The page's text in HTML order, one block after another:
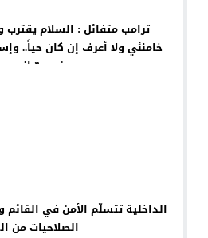
ترامب متفائل : السلام يقترب
خامنئي ولا أعرف إن كان حياً..
فورد”
الداخلية تتسلّم الأمن في
الصلاحيات من